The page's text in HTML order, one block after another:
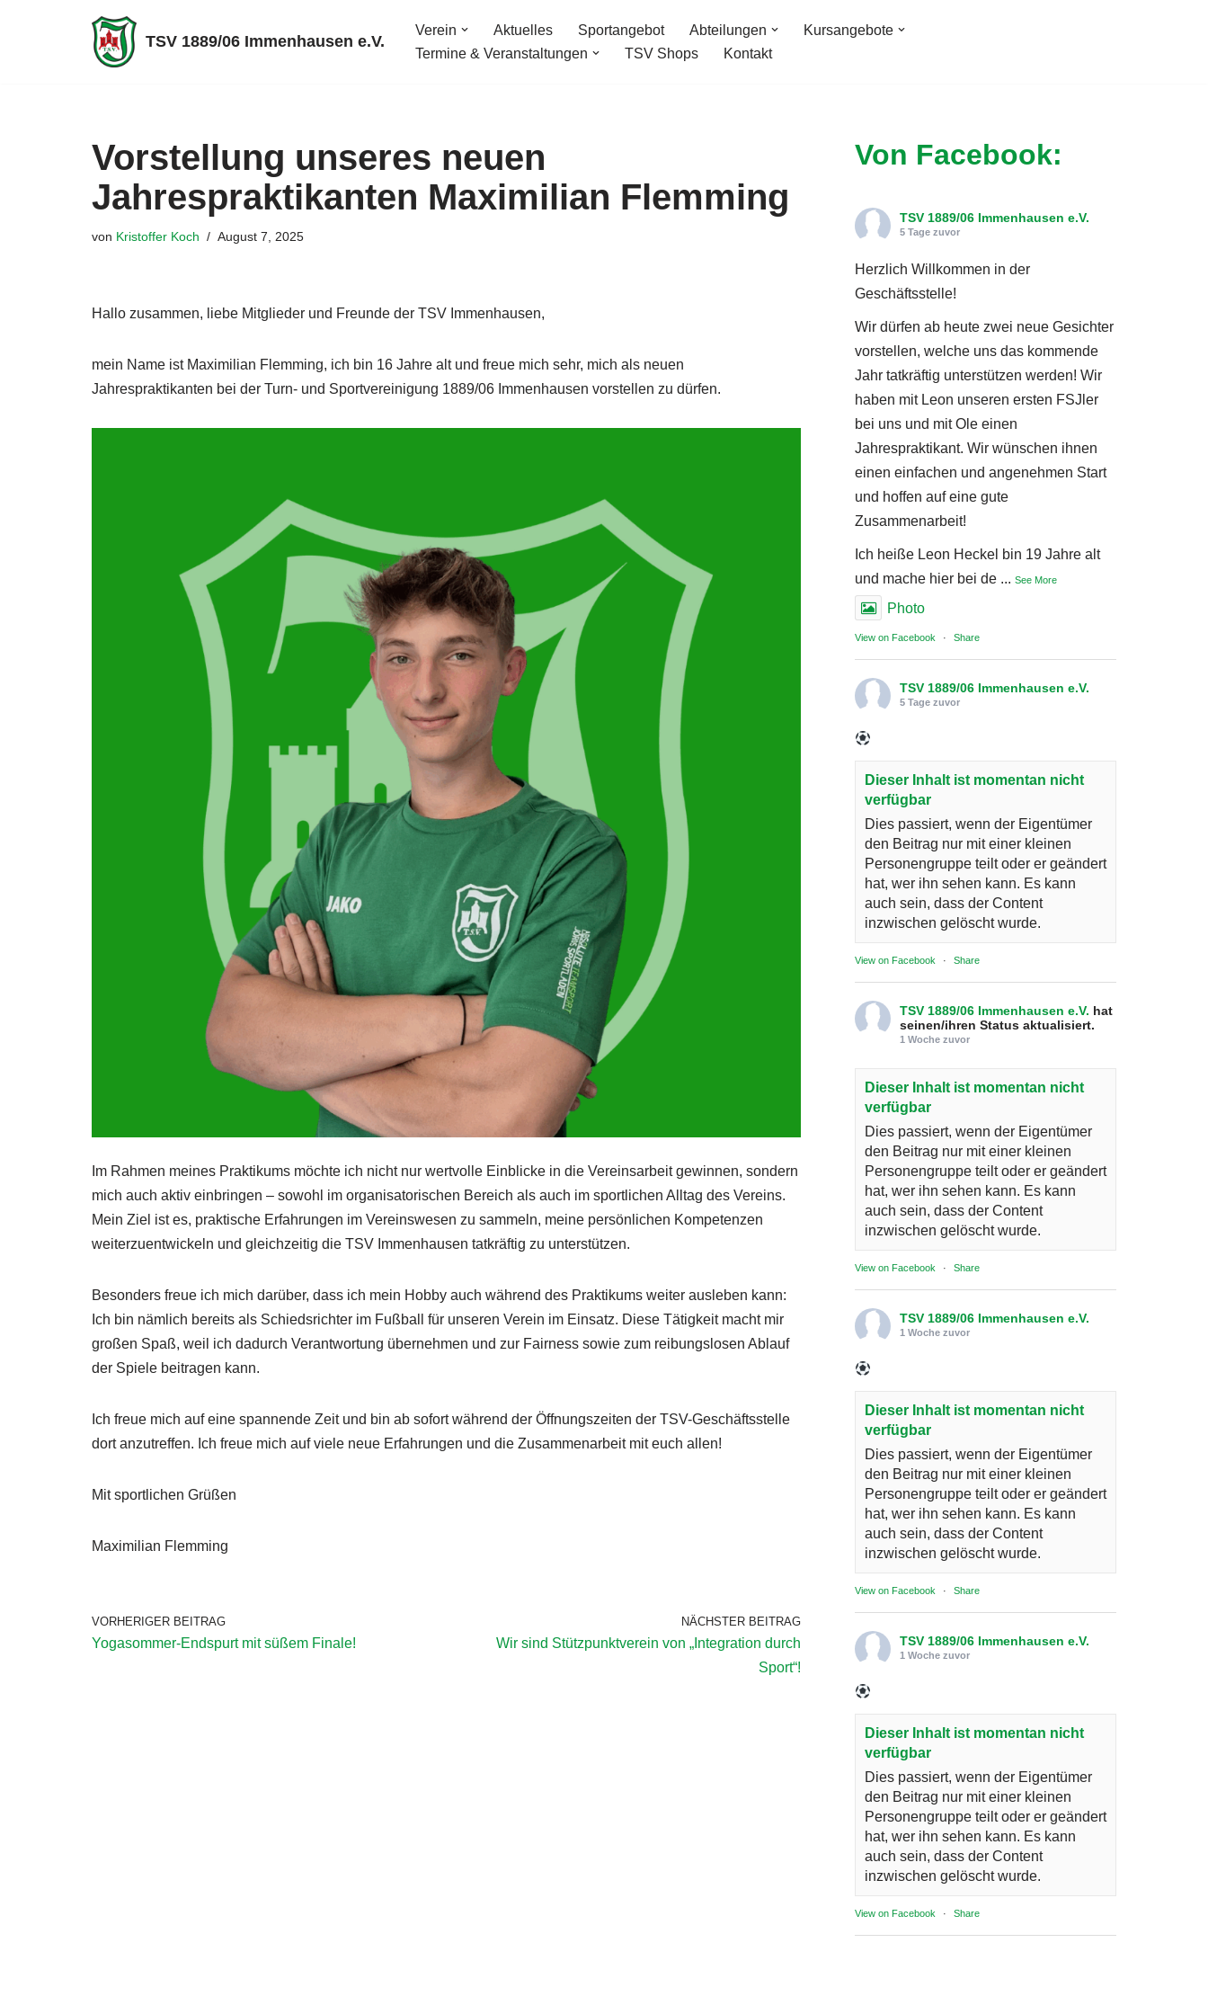
TSV 1889/06 Immenhausen e.V.
Verein Aktuelles Sportangebot Abteilungen
Kursangebote
Termine & Veranstaltungen
TSV Shops Kontakt
Vorstellung unseres neuen
Jahrespraktikanten Maximilian Flemming
von Kristoffer Koch August 7, 2025
Hallo zusammen, liebe Mitglieder und Freunde der TSV Immenhausen,
mein Name ist Maximilian Flemming, ich bin 16 Jahre alt und freue mich sehr, mich als neuen
Jahrespraktikanten bei der Turn- und Sportvereinigung 1889/06 Immenhausen vorstellen zu dürfen.
Im Rahmen meines Praktikums möchte ich nicht nur wertvolle Einblicke in die Vereinsarbeit gewinnen, sondern
mich auch aktiv einbringen – sowohl im organisatorischen Bereich als auch im sportlichen Alltag des Vereins.
Mein Ziel ist es, praktische Erfahrungen im Vereinswesen zu sammeln, meine persönlichen Kompetenzen
weiterzuentwickeln und gleichzeitig die TSV Immenhausen tatkräftig zu unterstützen.
Besonders freue ich mich darüber, dass ich mein Hobby auch während des Praktikums weiter ausleben kann:
Ich bin nämlich bereits als Schiedsrichter im Fußball für unseren Verein im Einsatz. Diese Tätigkeit macht mir
großen Spaß, weil ich dadurch Verantwortung übernehmen und zur Fairness sowie zum reibungslosen Ablauf
der Spiele beitragen kann.
Ich freue mich auf eine spannende Zeit und bin ab sofort während der Öffnungszeiten der TSV-Geschäftsstelle
dort anzutreffen. Ich freue mich auf viele neue Erfahrungen und die Zusammenarbeit mit euch allen!
Mit sportlichen Grüßen
Maximilian Flemming
VORHERIGER BEITRAG
Yogasommer-Endspurt mit süßem Finale!
NÄCHSTER BEITRAG
Wir sind Stützpunktverein von „Integration durch
Sport“!
Von Facebook:
TSV 1889/06 Immenhausen e.V.
5 Tage zuvor
Herzlich Willkommen in der
Geschäftsstelle!
Wir dürfen ab heute zwei neue Gesichter
vorstellen, welche uns das kommende
Jahr tatkräftig unterstützen werden! Wir
haben mit Leon unseren ersten FSJler
bei uns und mit Ole einen
Jahrespraktikant. Wir wünschen ihnen
einen einfachen und angenehmen Start
und hoffen auf eine gute
Zusammenarbeit!
Ich heiße Leon Heckel bin 19 Jahre alt
und mache hier bei de ... See More
Photo
View on Facebook · Share
TSV 1889/06 Immenhausen e.V.
5 Tage zuvor
Dieser Inhalt ist momentan nicht
verfügbar
Dies passiert, wenn der Eigentümer
den Beitrag nur mit einer kleinen
Personengruppe teilt oder er geändert
hat, wer ihn sehen kann. Es kann
auch sein, dass der Content
inzwischen gelöscht wurde.
View on Facebook · Share
TSV 1889/06 Immenhausen e.V. hat
seinen/ihren Status aktualisiert.
1 Woche zuvor
Dieser Inhalt ist momentan nicht
verfügbar
Dies passiert, wenn der Eigentümer
den Beitrag nur mit einer kleinen
Personengruppe teilt oder er geändert
hat, wer ihn sehen kann. Es kann
auch sein, dass der Content
inzwischen gelöscht wurde.
View on Facebook · Share
TSV 1889/06 Immenhausen e.V.
1 Woche zuvor
Dieser Inhalt ist momentan nicht
verfügbar
Dies passiert, wenn der Eigentümer
den Beitrag nur mit einer kleinen
Personengruppe teilt oder er geändert
hat, wer ihn sehen kann. Es kann
auch sein, dass der Content
inzwischen gelöscht wurde.
View on Facebook · Share
TSV 1889/06 Immenhausen e.V.
1 Woche zuvor
Dieser Inhalt ist momentan nicht
verfügbar
Dies passiert, wenn der Eigentümer
den Beitrag nur mit einer kleinen
Personengruppe teilt oder er geändert
hat, wer ihn sehen kann. Es kann
auch sein, dass der Content
inzwischen gelöscht wurde.
View on Facebook · Share